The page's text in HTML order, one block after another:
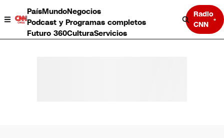
PaísMundoNegocios
Podcast y Programas completos
Futuro 360CulturaServicios
Radio
CNN